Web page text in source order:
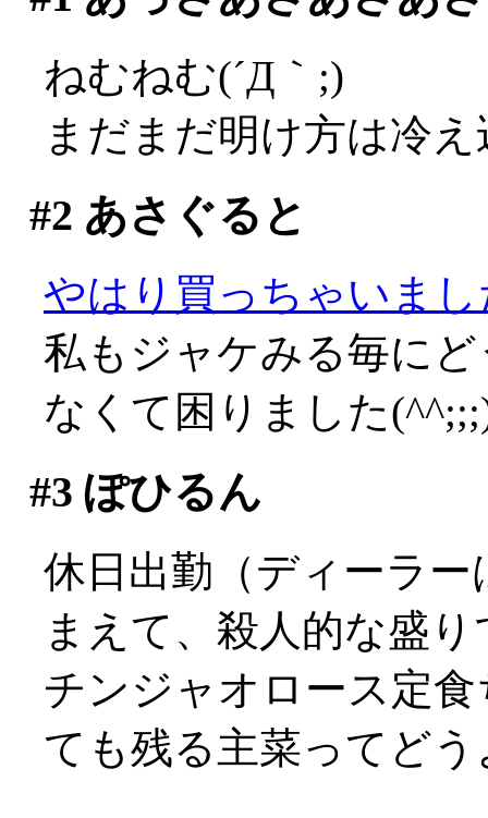
ねむねむ(´Д｀;)
まだまだ明け方は冷
#2 あさぐると
やはり買っちゃいま
私もジャケみる毎に
なくて困りました
#3 ぽひるん
休日出勤（ディーラ
まえて、殺人的な盛
チンジャオロース定
ても残る主菜ってど